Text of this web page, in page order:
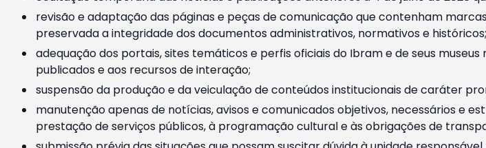
revisão e adaptação das páginas e peças de comunicação que contenham
preservada a integridade dos documentos administrativos, normativos e históricos;
adequação dos portais, sites temáticos e perfis oficiais do Ibram e de seus
publicados e aos recursos de interação;
suspensão da produção e da veiculação de conteúdos institucionais de caráter
manutenção apenas de notícias, avisos e comunicados objetivos, necessários e
prestação de serviços públicos, à programação cultural e às obrigações de